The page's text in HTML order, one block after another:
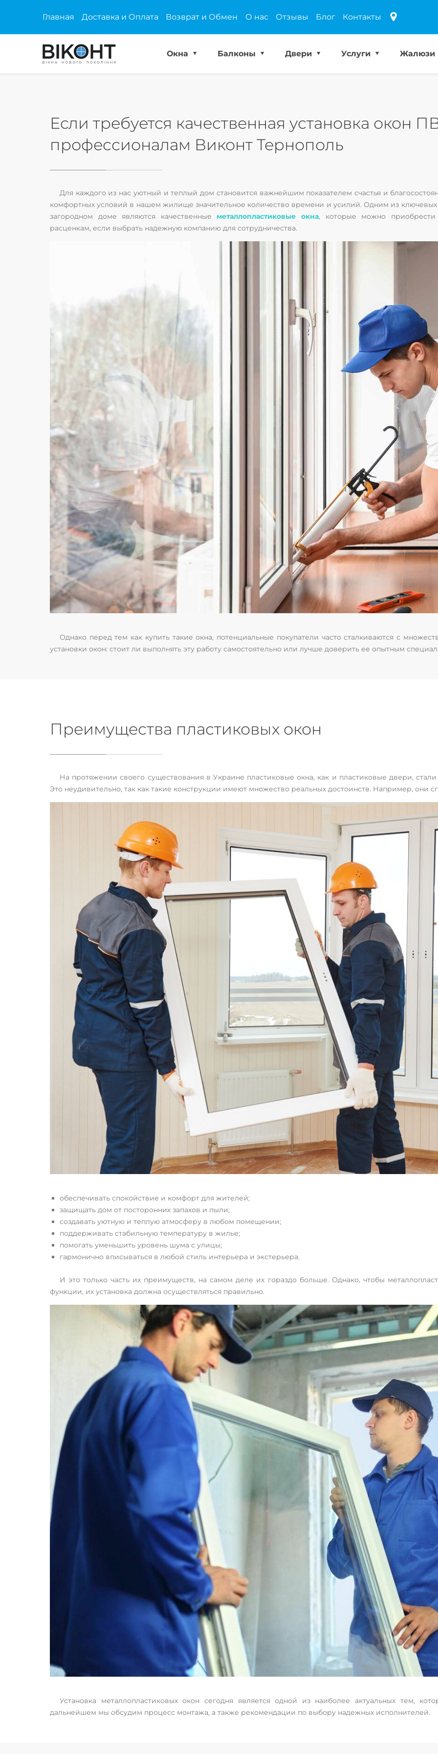
Главная Доставка и Оплата Возврат и Обмен О нас Отзывы Блог Контакты
Окна Балконы Двери Услуги Жалюзи
Если требуется качественная установка окон
профессионалам Виконт Тернополь
Для каждого из нас уютный и теплый дом становится важнейшим показателем счастья и
комфортных условий в нашем жилище значительное количество времени и усилий. Одним из ключевых
загородном доме являются качественные металлопластиковые окна, которые можно
расценкам, если выбрать надежную компанию для сотрудничества.
Однако перед тем как купить такие окна, потенциальные покупатели часто сталкиваются с
установки окон: стоит ли выполнять эту работу самостоятельно или лучше доверить ее опытным
Преимущества пластиковых окон
На протяжении своего существования в Украине пластиковые окна, как и пластиковые двери,
Это неудивительно, так как такие конструкции имеют множество реальных достоинств. Например, они
обеспечивать спокойствие и комфорт для жителей;
защищать дом от посторонних запахов и пыли;
создавать уютную и теплую атмосферу в любом помещении;
поддерживать стабильную температуру в жилье;
помогать уменьшить уровень шума с улицы;
гармонично вписываться в любой стиль интерьера и экстерьера.
И это только часть их преимуществ, на самом деле их гораздо больше. Однако, чтобы
функции, их установка должна осуществляться правильно.
Установка металлопластиковых окон сегодня является одной из наиболее актуальных тем,
дальнейшем мы обсудим процесс монтажа, а также рекомендации по выбору надежных исполнителей.